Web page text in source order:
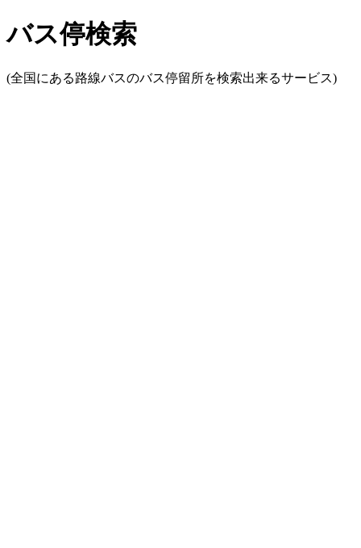
バス停検索
(全国にある路線バスのバス停留所を検索出来るサービス)